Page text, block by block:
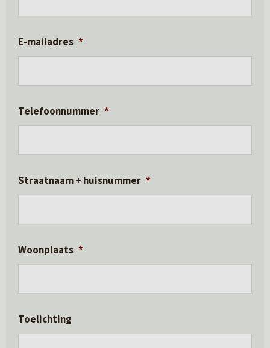
E-mailadres *
Telefoonnummer *
Straatnaam + huisnummer *
Woonplaats *
Toelichting